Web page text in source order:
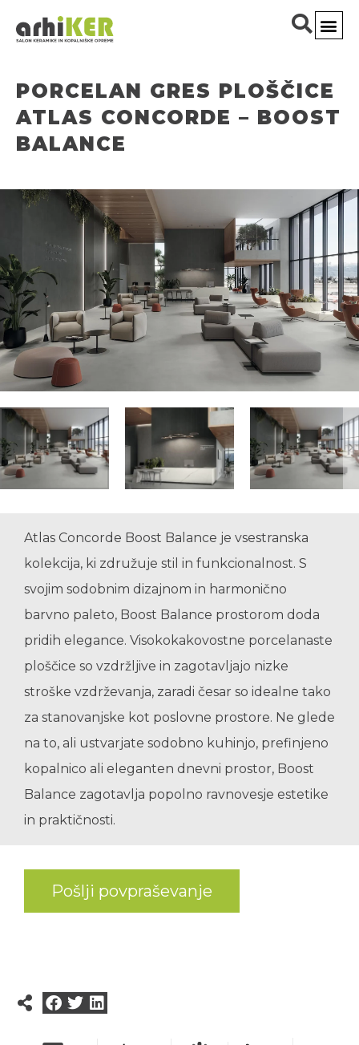
PORCELAN GRES PLOŠČICE
ATLAS CONCORDE – BOOST
BALANCE
Atlas Concorde Boost Balance je vsestranska
kolekcija, ki združuje stil in funkcionalnost. S
svojim sodobnim dizajnom in harmonično
barvno paleto, Boost Balance prostorom doda
pridih elegance. Visokokakovostne porcelanaste
ploščice so vzdržljive in zagotavljajo nizke
stroške vzdrževanja, zaradi česar so idealne tako
za stanovanjske kot poslovne prostore. Ne glede
na to, ali ustvarjate sodobno kuhinjo, prefinjeno
kopalnico ali eleganten dnevni prostor, Boost
Balance zagotavlja popolno ravnovesje estetike
in praktičnosti.
Pošlji povpraševanje